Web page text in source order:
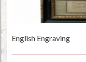
English Engraving